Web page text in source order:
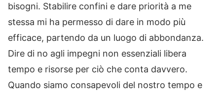
bisogni. Stabilire confini e dare priorità a me
stessa mi ha permesso di dare in modo più
efficace, partendo da un luogo di abbondanza.
Dire di no agli impegni non essenziali libera
tempo e risorse per ciò che conta davvero.
Quando siamo consapevoli del nostro tempo e